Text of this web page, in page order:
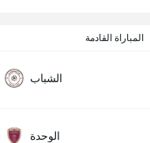
المباراة القادمة
الشباب
الوحدة